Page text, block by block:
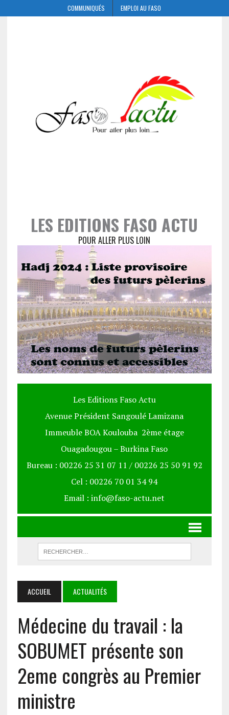
COMMUNIQUÉS EMPLOI AU FASO
LES EDITIONS FASO ACTU
POUR ALLER PLUS LOIN
Les Editions Faso Actu
Avenue Président Sangoulé Lamizana
Immeuble BOA Koulouba 2ème étage
Ouagadougou – Burkina Faso
Bureau : 00226 25 31 07 11 / 00226 25 50 91 92
Cel : 00226 70 01 34 94
Email : info@faso-actu.net
ACCUEIL ACTUALITÉS
Médecine du travail : la
SOBUMET présente son
2eme congrès au Premier
ministre